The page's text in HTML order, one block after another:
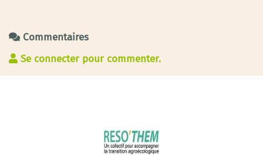
Commentaires
Se connecter pour commenter.